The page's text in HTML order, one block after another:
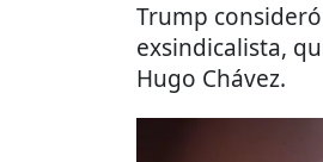
Trump
exsindicalista,
Hugo Chávez.